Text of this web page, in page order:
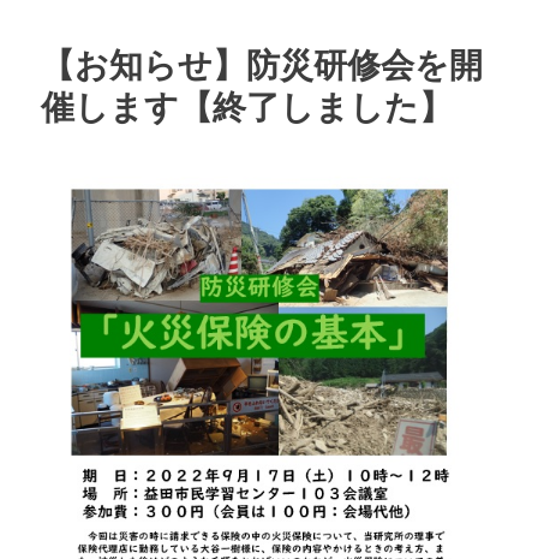
【お知らせ】防災研修会を開
催します【終了しました】